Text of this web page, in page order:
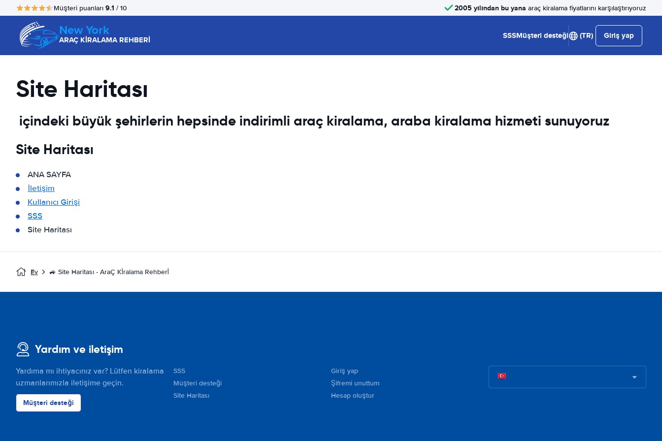
Müşteri puanları 9.1 / 10 2005 yılından bu yana araç kiralama fiyatlarını karşılaştırıyoruz
New York
ARAÇ KİRALAMA REHBERİ SSSMüşteri desteği (TR) Giriş yap
Site Haritası
içindeki büyük şehirlerin hepsinde indirimli araç kiralama, araba kiralama hizmeti sunuyoruz
Site Haritası
ANA SAYFA
İletişim
Kullanıcı Girişi
SSS
Site Haritası
Ev 🚙 Site Haritası - AraÇ Kİralama Rehberİ
Yardım ve iletişim
Yardıma mı ihtiyacınız var? Lütfen kiralama
uzmanlarımızla iletişime geçin.
Müşteri desteği
SSS
Müşteri desteği
Site Haritası
Giriş yap
Şifremi unuttum
Hesap oluştur